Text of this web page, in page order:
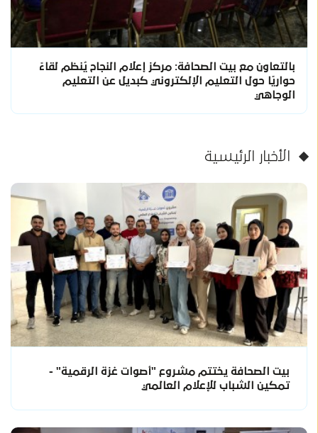
بالتعاون مع بيت الصحافة: مركز إعلام النجاح يُنظم لقاءً
حواريًا حول التعليم الإلكتروني كبديل عن التعليم
الوجاهي
الأخبار الرئيسية
بيت الصحافة يختتم مشروع "أصوات غزة الرقمية" -
تمكين الشباب للإعلام العالمي